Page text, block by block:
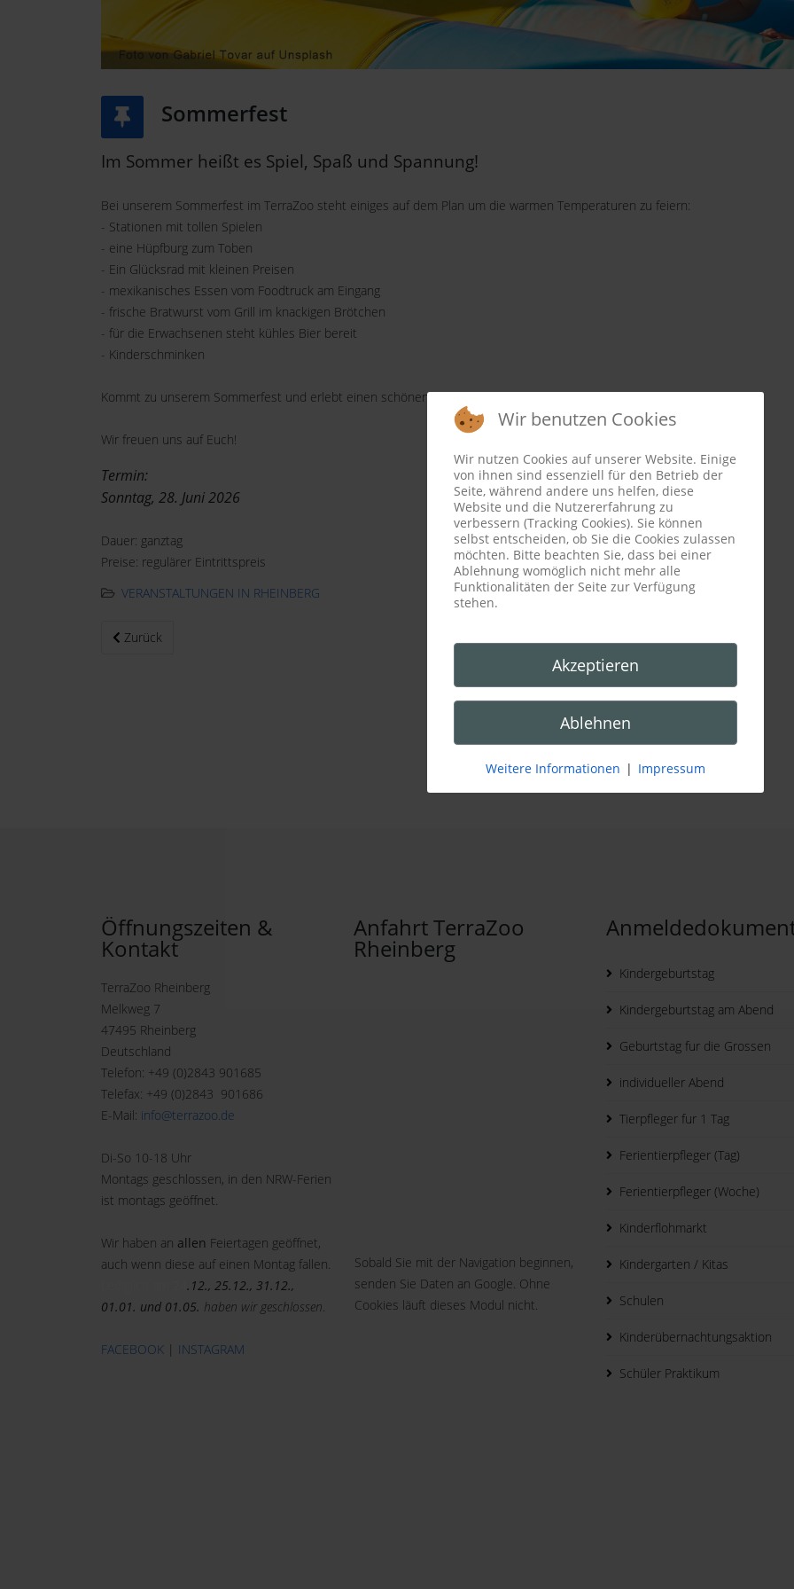
Sommerfest
Im Sommer heißt es Spiel, Spaß und Spannung!
Bei unserem Sommerfest im TerraZoo steht einiges auf dem Plan um die warmen Temperaturen zu feiern:
- Stationen mit tollen Spielen
- eine Hüpfburg zum Toben
- Ein Glücksrad mit kleinen Preisen
- mexikanisches Essen vom Foodtruck am Eingang
- frische Bratwurst vom Grill im knackigen Brötchen
- für die Erwachsenen steht kühles Bier bereit
- Kinderschminken
Kommt zu unserem Sommerfest und erlebt einen schönen Tag im TerraZoo!
Wir freuen uns auf Euch!
Termin:
Sonntag, 28. Juni 2026
Dauer: ganztag
Preise: regulärer Eintrittspreis
VERANSTALTUNGEN IN RHEINBERG
Vorheriger Beitrag: Echsennacht
Zurück
Öffnungszeiten &
Kontakt
TerraZoo Rheinberg
Melkweg 7
47495 Rheinberg
Deutschland
Telefon: +49 (0)2843 901685
Telefax: +49 (0)2843 901686
E-Mail: info@terrazoo.de
Di-So 10-18 Uhr
Montags geschlossen, in den NRW-Ferien
ist montags geöffnet.
Wir haben an allen Feiertagen geöffnet,
auch wenn diese auf einen Montag fallen.
.12., 25.12., 31.12.,
01.01. und 01.05. haben wir geschlossen.
FACEBOOK | INSTAGRAM
Anfahrt TerraZoo
Rheinberg
Sobald Sie mit der Navigation beginnen,
senden Sie Daten an Google. Ohne
Cookies läuft dieses Modul nicht.
Kindergeburtstag
Kindergeburtstag am Abend
Geburtstag fur die Grossen
individueller Abend
Tierpfleger fur 1 Tag
Ferientierpfleger (Tag)
Ferientierpfleger (Woche)
Kinderflohmarkt
Kindergarten / Kitas
Schulen
Kinderübernachtungsaktion
Schüler Praktikum
Wir benutzen Cookies
Wir nutzen Cookies auf unserer Website. Einige
von ihnen sind essenziell für den Betrieb der
Seite, während andere uns helfen, diese
Website und die Nutzererfahrung zu
verbessern (Tracking Cookies). Sie können
selbst entscheiden, ob Sie die Cookies zulassen
möchten. Bitte beachten Sie, dass bei einer
Ablehnung womöglich nicht mehr alle
Funktionalitäten der Seite zur Verfügung
stehen.
Akzeptieren
Ablehnen
Weitere Informationen | Impressum